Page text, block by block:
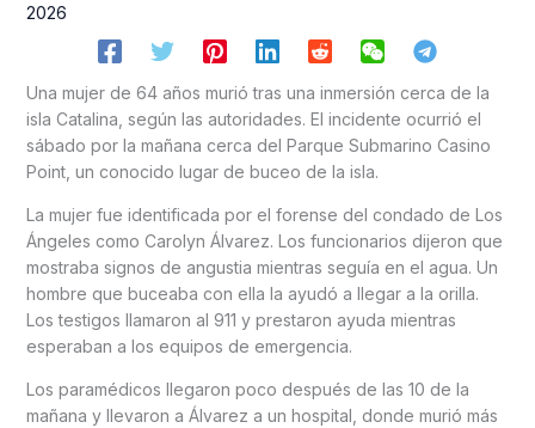
2026
Una mujer de 64 años murió tras una inmersión cerca de la
isla Catalina, según las autoridades. El incidente ocurrió el
sábado por la mañana cerca del Parque Submarino Casino
Point, un conocido lugar de buceo de la isla.
La mujer fue identificada por el forense del condado de Los
Ángeles como Carolyn Álvarez. Los funcionarios dijeron que
mostraba signos de angustia mientras seguía en el agua. Un
hombre que buceaba con ella la ayudó a llegar a la orilla.
Los testigos llamaron al 911 y prestaron ayuda mientras
esperaban a los equipos de emergencia.
Los paramédicos llegaron poco después de las 10 de la
mañana y llevaron a Álvarez a un hospital, donde murió más